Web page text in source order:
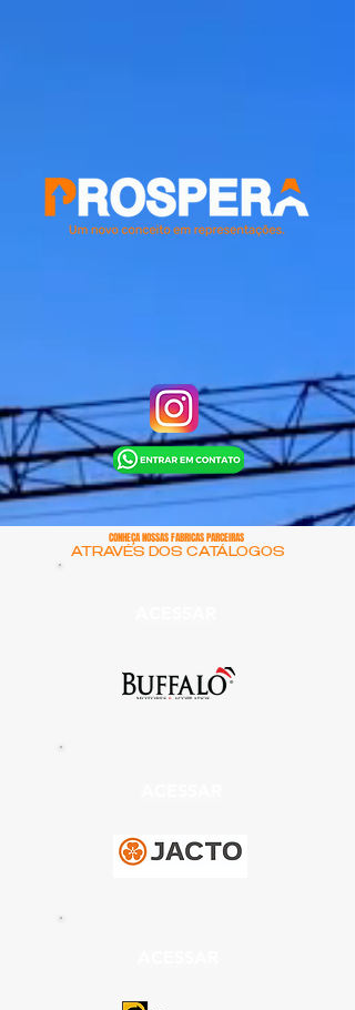
CONHEÇA NOSSAS FABRICAS PARCEIRAS
ATRAVÉS DOS CATÁLOGOS